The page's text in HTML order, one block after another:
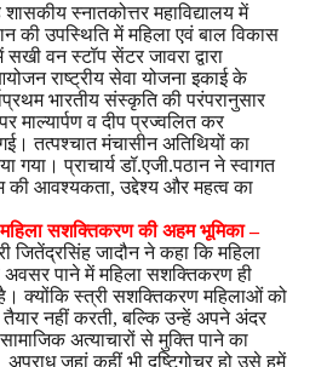
स्नातकोत्तर महाविद्यालय में
की उपस्थिति में महिला एवं बाल विकास
वन स्टॉप सेंटर जावरा द्वारा
राष्ट्रीय सेवा योजना इकाई के
भारतीय संस्कृति की परंपरानुसार
माल्यार्पण व दीप प्रज्वलित कर
तत्पश्चात मंचासीन अतिथियों का
गया। प्राचार्य डॉ.एजी.पठान ने स्वागत
की आवश्यकता, उद्देश्य और महत्व का
सशक्तिकरण की अहम भूमिका –
जितेंद्रसिंह जादौन ने कहा कि महिला
पाने में महिला सशक्तिकरण ही
क्योंकि स्त्री सशक्तिकरण महिलाओं को
तैयार नहीं करती, बल्कि उन्हें अपने अंदर
अत्याचारों से मुक्ति पाने का
अपराध जहां कहीं भी दृष्टिगोचर हो उसे हमें